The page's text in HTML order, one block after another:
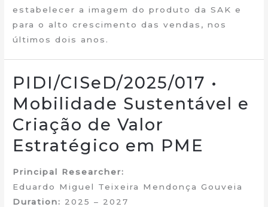
estabelecer a imagem do produto da SAK e
para o alto crescimento das vendas, nos
últimos dois anos.
PIDI/CISeD/2025/017 •
Mobilidade Sustentável e
Criação de Valor
Estratégico em PME
Principal Researcher:
Eduardo Miguel Teixeira Mendonça Gouveia
Duration: 2025 – 2027